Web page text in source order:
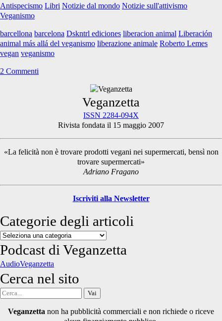
más
allá
veganismo
Antispecismo Libri Notizie dal mondo Notizie sull'attivismo
Veganismo
barcellona barcelona Dskntrl ediciones liberacion animal Liberación
animal más allá del veganismo liberazione animale Roberto Lemes
vegan veganismo
2 Commenti
Sidebar
Veganzetta
ISSN 2284-094X
Rivista fondata il 15 maggio 2007
«La felicità non è trovare prodotti vegani nei supermercati, bensì non
trovare supermercati»
Adriano Fragano
Iscriviti alla Newsletter
Categorie degli articoli
Categorie
degli
articoli
Podcast di Veganzetta
AudioVeganzetta
Cerca nel sito
Cerca
Veganzetta non ha pubblicità commerciali e non richiede o riceve